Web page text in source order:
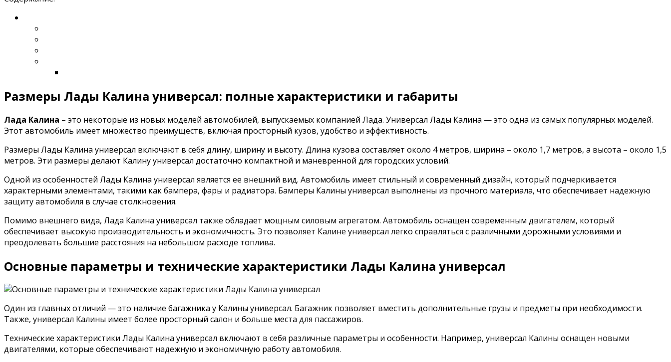
Размеры Лады Калина универсал: полные характеристики и габариты
Лада Калина – это некоторые из новых моделей автомобилей, выпускаемых компанией Лада. Универсал Лады Калина — это одна из самых популярных моделей.
Этот автомобиль имеет множество преимуществ, включая просторный кузов, удобство и эффективность.
Размеры Лады Калина универсал включают в себя длину, ширину и высоту. Длина кузова составляет около 4 метров, ширина – около 1,7 метров, а высота – около 1,5
метров. Эти размеры делают Калину универсал достаточно компактной и маневренной для городских условий.
Одной из особенностей Лады Калина универсал является ее внешний вид. Автомобиль имеет стильный и современный дизайн, который подчеркивается
характерными элементами, такими как бампера, фары и радиатора. Бамперы Калины универсал выполнены из прочного материала, что обеспечивает надежную
защиту автомобиля в случае столкновения.
Помимо внешнего вида, Лада Калина универсал также обладает мощным силовым агрегатом. Автомобиль оснащен современным двигателем, который
обеспечивает высокую производительность и экономичность. Это позволяет Калине универсал легко справляться с различными дорожными условиями и
преодолевать большие расстояния на небольшом расходе топлива.
Основные параметры и технические характеристики Лады Калина универсал
Один из главных отличий — это наличие багажника у Калины универсал. Багажник позволяет вместить дополнительные грузы и предметы при необходимости.
Также, универсал Калины имеет более просторный салон и больше места для пассажиров.
Технические характеристики Лады Калина универсал включают в себя различные параметры и особенности. Например, универсал Калины оснащен новыми
двигателями, которые обеспечивают надежную и экономичную работу автомобиля.